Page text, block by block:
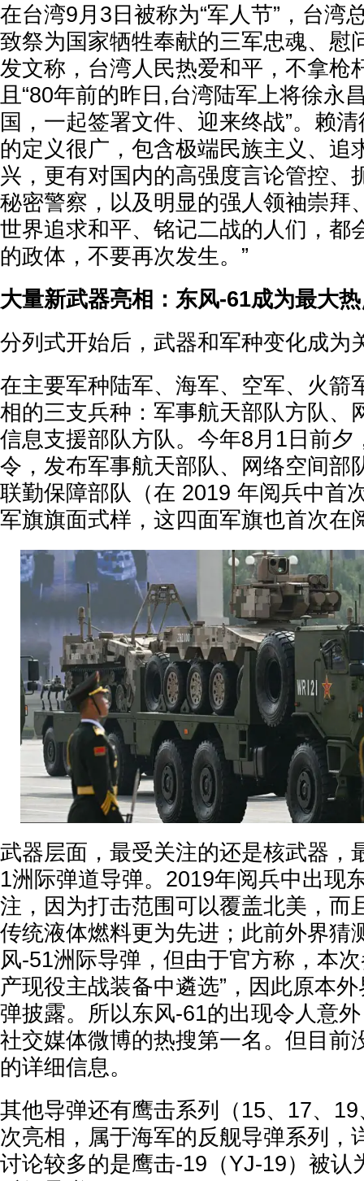
在台湾9月3日被称为“军人节”，台湾
致祭为国家牺牲奉献的三军忠魂、慰
发文称，台湾人民热爱和平，不拿枪
且“80年前的昨日,台湾陆军上将徐永
国，一起签署文件、迎来终战”。赖
的定义很广，包含极端民族主义、追
兴，更有对国内的高强度言论管控、
秘密警察，以及明显的强人领袖崇拜
世界追求和平、铭记二战的人们，都
的政体，不要再次发生。”
大量新武器亮相：东风-61成为最大
分列式开始后，武器和军种变化成为
在主要军种陆军、海军、空军、火箭
相的三支兵种：军事航天部队方队、
信息支援部队方队。今年8月1日前夕
令，发布军事航天部队、网络空间部
联勤保障部队（在 2019 年阅兵中首
军旗旗面式样，这四面军旗也首次在
武器层面，最受关注的还是核武器，
1洲际弹道导弹。2019年阅兵中出现
注，因为打击范围可以覆盖北美，而
传统液体燃料更为先进；此前外界猜
风-51洲际导弹，但由于官方称，本
产现役主战装备中遴选”，因此原本
弹披露。所以东风-61的出现令人意
社交媒体微博的热搜第一名。但目前
的详细信息。
其他导弹还有鹰击系列（15、17、
次亮相，属于海军的反舰导弹系列，
讨论较多的是鹰击-19（YJ-19）被认